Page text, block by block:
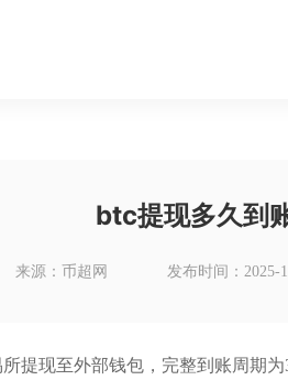
btc提现多久到
来源：币超网 发布时间：2025-
提现至外部钱包，完整到账周期